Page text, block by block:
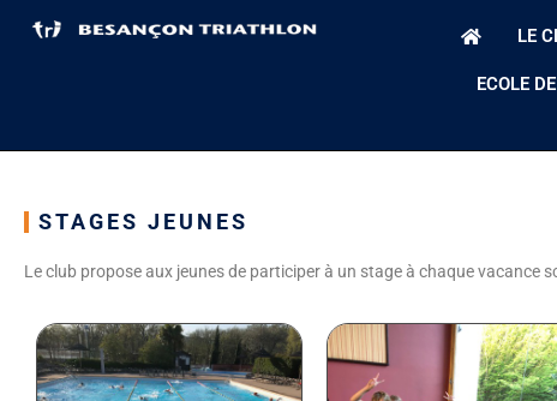
LE
ECOLE
STAGES JEUNES
Le club propose aux jeunes de participer à un stage à chaque vacance